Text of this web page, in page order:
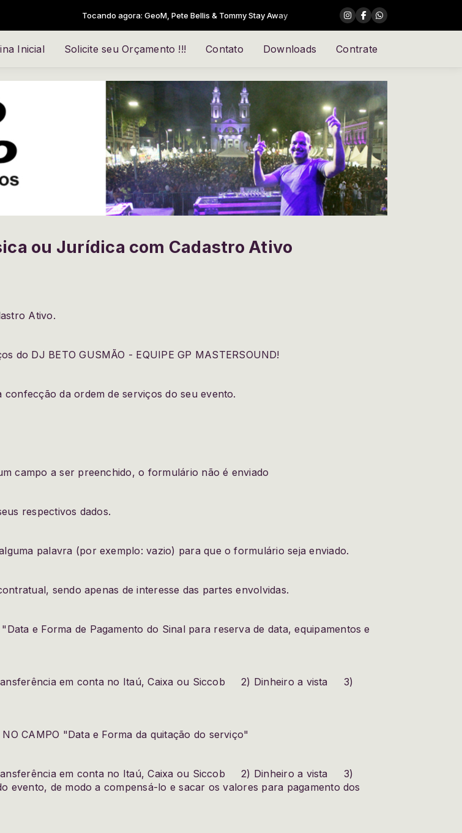
Tocando agora: GeoM, Pete Bellis & Tommy Stay Away
Inicial Solicite seu Orçamento !!! Contato Downloads Contrate
ou Jurídica com Cadastro Ativo
Ativo.
do DJ BETO GUSMÃO - EQUIPE GP MASTERSOUND!
da ordem de serviços do seu evento.
campo a ser preenchido, o formulário não é enviado
respectivos dados.
palavra (por exemplo: vazio) para que o formulário seja enviado.
sendo apenas de interesse das partes envolvidas.
e Forma de Pagamento do Sinal para reserva de data, equipamentos e
em conta no Itaú, Caixa ou Siccob 2) Dinheiro a vista 3)
CAMPO "Data e Forma da quitação do serviço"
em conta no Itaú, Caixa ou Siccob 2) Dinheiro a vista 3)
de modo a compensá-lo e sacar os valores para pagamento dos